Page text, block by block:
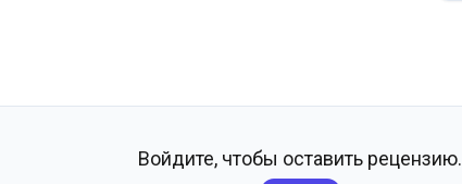
Войдите, чтобы оставить рецензию.